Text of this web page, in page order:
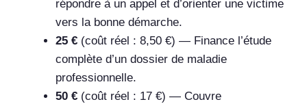
répondre à un appel et d’orienter une victime
vers la bonne démarche.
25 € (coût réel : 8,50 €) — Finance l’étude
complète d’un dossier de maladie
professionnelle.
50 € (coût réel : 17 €) — Couvre